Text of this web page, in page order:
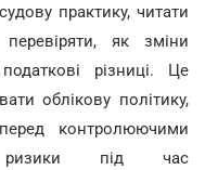
практику, читати
як зміни
різниці. Це
облікову політику,
контролюючими
під час